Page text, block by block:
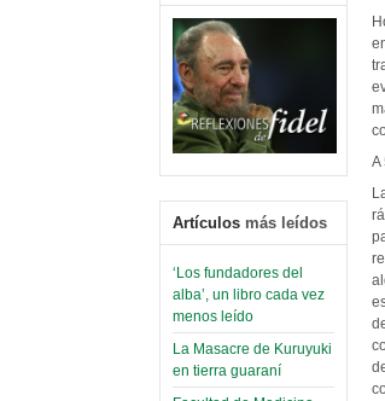
Artículos más leídos
‘Los fundadores del
alba’, un libro cada vez
menos leído
La Masacre de Kuruyuki
en tierra guaraní
A